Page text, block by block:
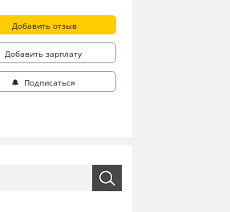
Добавить отзыв
Добавить зарплату
🔔 Подписаться